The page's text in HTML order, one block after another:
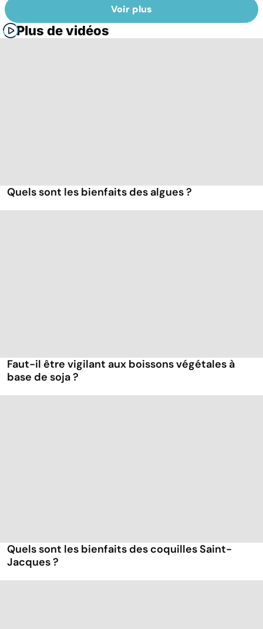
Voir plus
Plus de vidéos
Quels sont les bienfaits des algues ?
Faut-il être vigilant aux boissons végétales à
base de soja ?
Quels sont les bienfaits des coquilles Saint-
Jacques ?